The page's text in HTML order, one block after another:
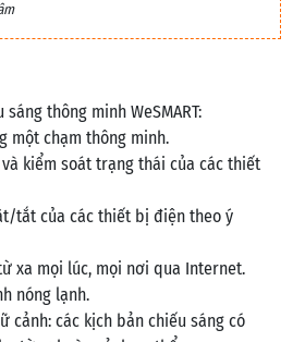
thông minh WeSMART:
một chạm thông minh.
kiểm soát trạng thái của các thiết
tắt của các thiết bị điện theo ý
xa mọi lúc, mọi nơi qua Internet.
nóng lạnh.
cảnh: các kịch bản chiếu sáng có